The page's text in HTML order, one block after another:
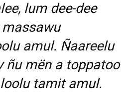
lum dee-dee
amul. Ñaareelu
ñu mën a toppatoo
tamit amul.